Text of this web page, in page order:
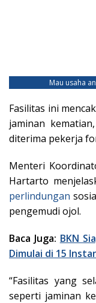
Mau usaha
Fasilitas ini
jaminan
diterima pekerja
Menteri
Hartarto
perlindungan
pengemudi ojol.
Baca Juga: BKN
Dimulai di 15
“Fasilitas yang
seperti jaminan